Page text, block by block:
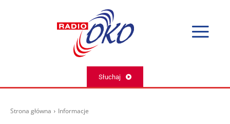
Słuchaj
Strona główna Informacje